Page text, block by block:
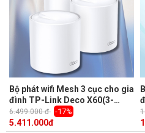
Bộ phát wifi Mesh 3 cục cho gia
đình TP-Link Deco X60(3-
pack) tốc độ 4,804 Mbps trên 5
GHz và 574 Mbps 2.4 GHz.
6.499.000 đ -17%
5.411.000đ